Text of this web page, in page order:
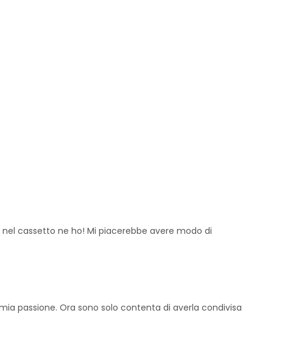
cassetto ne ho! Mi piacerebbe avere modo di
passione. Ora sono solo contenta di averla condivisa